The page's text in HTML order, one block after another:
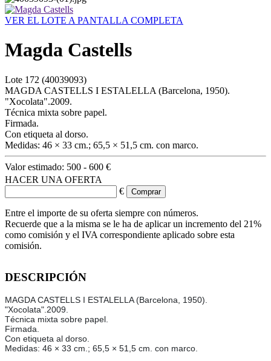
VER EL LOTE A PANTALLA COMPLETA
Magda Castells
Lote 172 (40039093)
MAGDA CASTELLS I ESTALELLA (Barcelona, 1950).
"Xocolata".2009.
Técnica mixta sobre papel.
Firmada.
Con etiqueta al dorso.
Medidas: 46 × 33 cm.; 65,5 × 51,5 cm. con marco.
Valor estimado: 500 - 600 €
HACER UNA OFERTA
€
Entre el importe de su oferta siempre con números.
Recuerde que a la misma se le ha de aplicar un incremento del 21%
como comisión y el IVA correspondiente aplicado sobre esta
comisión.
DESCRIPCIÓN
MAGDA CASTELLS I ESTALELLA (Barcelona, 1950).
"Xocolata".2009.
Técnica mixta sobre papel.
Firmada.
Con etiqueta al dorso.
Medidas: 46 × 33 cm.; 65,5 × 51,5 cm. con marco.